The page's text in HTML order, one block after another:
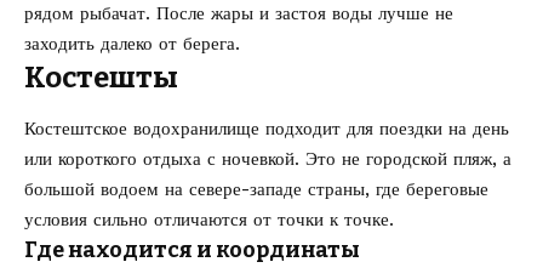
рядом рыбачат. После жары и застоя воды лучше не
заходить далеко от берега.
Костешты
Костештское водохранилище подходит для поездки на день
или короткого отдыха с ночевкой. Это не городской пляж, а
большой водоем на севере-западе страны, где береговые
условия сильно отличаются от точки к точке.
Где находится и координаты